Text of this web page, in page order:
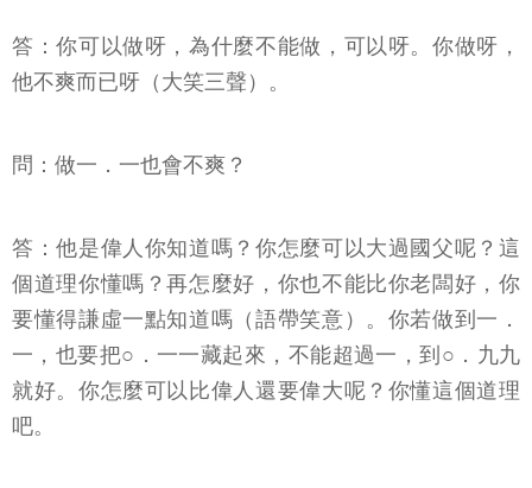
答：你可以做呀，為什麼不能做，可以呀。你做呀，
他不爽而已呀（大笑三聲）。
問：做一．一也會不爽？
答：他是偉人你知道嗎？你怎麼可以大過國父呢？這
個道理你懂嗎？再怎麼好，你也不能比你老闆好，你
要懂得謙虛一點知道嗎（語帶笑意）。你若做到一．
一，也要把○．一一藏起來，不能超過一，到○．九九
就好。你怎麼可以比偉人還要偉大呢？你懂這個道理
吧。